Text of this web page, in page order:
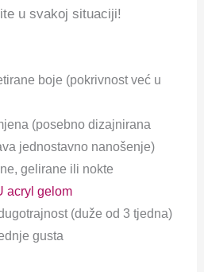
u svakoj situaciji!
boje (pokrivnost već u
(posebno dizajnirana
jednostavno nanošenje)
gelirane ili nokte
acryl gelom
(duže od 3 tjedna)
gusta